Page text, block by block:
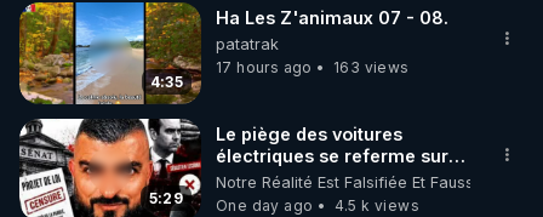
4:35
Ha Les Z'animaux 07 - 08.
patatrak
17 hours ago
163 views
5:29
Le piège des voitures
électriques se referme sur
les usagers !
Notre Réalité Est Falsifiée Et Fausse
One day ago
4.5 k views